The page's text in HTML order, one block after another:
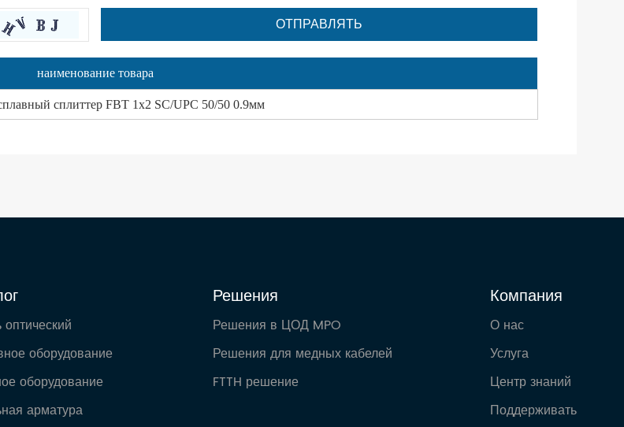
наименование товара
сплиттер FBT 1x2 SC/UPC 50/50 0.9мм
оптический
оборудование
оборудование
арматура
Решения
Решения в ЦОД MPO
Решения для медных кабелей
FTTH решение
Компания
О нас
Услуга
Центр знаний
Поддерживать